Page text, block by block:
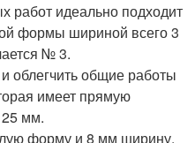
работ идеально подходит
формы шириной всего 3
№ 3.
облегчить общие работы
имеет прямую
мм.
форму и 8 мм ширину,